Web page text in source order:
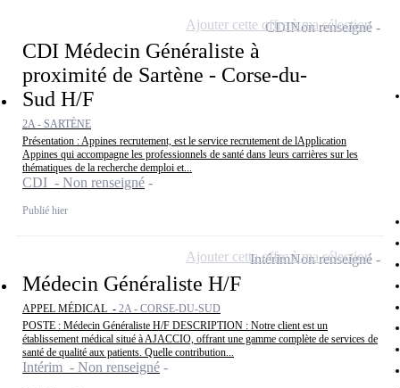
CDI Médecin Généraliste à
proximité de Sartène - Corse-du-
Sud H/F
2A - SARTÈNE
Présentation : Appines recrutement, est le service recrutement de lApplication
Appines qui accompagne les professionnels de santé dans leurs carrières sur les
thématiques de la recherche demploi et...
CDI - Non renseigné
Publié hier
CDINon renseigné
Ajouter cette offre à ma sélection
Médecin Généraliste H/F
APPEL MÉDICAL - 2A - CORSE-DU-SUD
POSTE : Médecin Généraliste H/F DESCRIPTION : Notre client est un
établissement médical situé à AJACCIO, offrant une gamme complète de services de
santé de qualité aux patients. Quelle contribution...
Intérim - Non renseigné
IntérimNon renseigné
Ajouter cette offre à ma sélection